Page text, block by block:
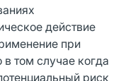
действие
при
том случае когда
риск